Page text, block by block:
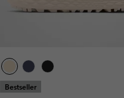
Bestseller